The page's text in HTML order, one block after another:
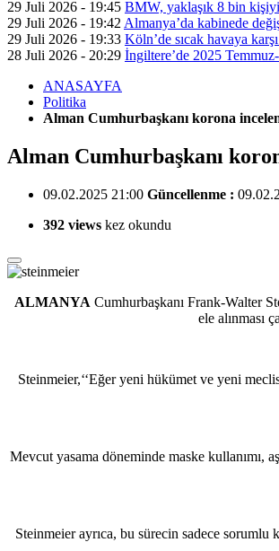
29 Juli 2026 - 19:45 BMW, yaklaşık 8 bin
29 Juli 2026 - 19:42 Almanya’da kabinede
29 Juli 2026 - 19:33 Köln’de sıcak havaya
28 Juli 2026 - 20:29 İngiltere’de 2025
ANASAYFA
Politika
Alman Cumhurbaşkanı korona
Alman Cumhurbaşkanı
09.02.2025 21:00 Güncellenme :
392 views kez okundu
ALMANYA Cumhurbaşkanı Frank-Walter
ele alınması
Steinmeier,‘‘Eğer yeni hükümet ve yeni
Mevcut yasama döneminde maske kullanımı,
Steinmeier ayrıca, bu sürecin sadece